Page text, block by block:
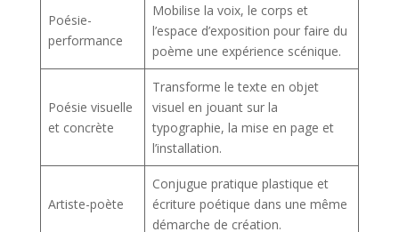
Poésie-
performance
Mobilise la voix, le corps et
l’espace d’exposition pour faire du
poème une expérience scénique.
Poésie visuelle
et concrète
Transforme le texte en objet
visuel en jouant sur la
typographie, la mise en page et
l’installation.
Artiste-poète
Conjugue pratique plastique et
écriture poétique dans une même
démarche de création.